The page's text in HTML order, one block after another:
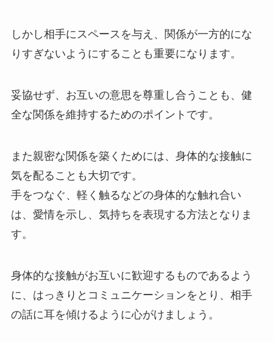
しかし相手にスペースを与え、関係が一方的にな
りすぎないようにすることも重要になります。
妥協せず、お互いの意思を尊重し合うことも、健
全な関係を維持するためのポイントです。
また親密な関係を築くためには、身体的な接触に
気を配ることも大切です。
手をつなぐ、軽く触るなどの身体的な触れ合い
は、愛情を示し、気持ちを表現する方法となりま
す。
身体的な接触がお互いに歓迎するものであるよう
に、はっきりとコミュニケーションをとり、相手
の話に耳を傾けるように心がけましょう。